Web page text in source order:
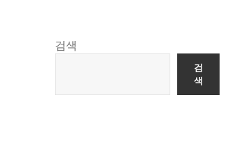
검색
검
색